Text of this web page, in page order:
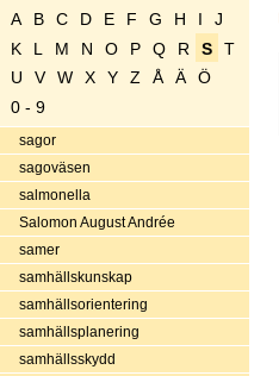
A B C D E F G H I
J
K
L M N O P Q R S
T
U
V W X Y Z Å Ä
Ö
0 - 9
sagor
sagoväsen
salmonella
Salomon August Andrée
samer
samhällskunskap
samhällsorientering
samhällsplanering
samhällsskydd